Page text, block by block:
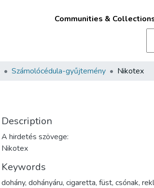
Communities &
Számolócédula-gyűjtemény Nikotex
Description
A hirdetés szövege:
Nikotex
Keywords
dohány, dohányáru, cigaretta, füst, csónak,